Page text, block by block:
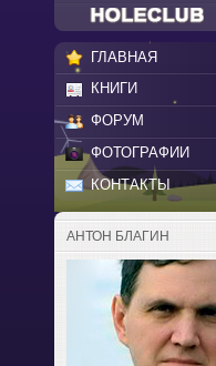
ГЛАВНАЯ
КНИГИ
ФОРУМ
ФОТОГРАФИИ
КОНТАКТЫ
АНТОН БЛАГИН